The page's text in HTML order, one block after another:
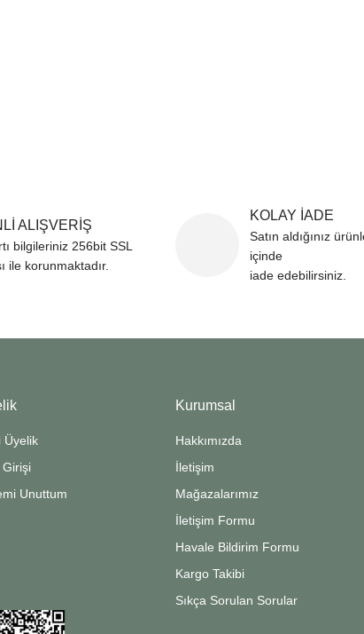
ALIŞVERİŞ
bilgileriniz 256bit SSL
ile korunmaktadır.
KOLAY İADE
Satın aldığınız
içinde
iade edebilirsiniz.
Üyelik
Girişi
Unuttum
Kurumsal
Hakkımızda
İletişim
Mağazalarımız
İletişim Formu
Havale Bildirim Formu
Kargo Takibi
Sıkça Sorulan Sorular